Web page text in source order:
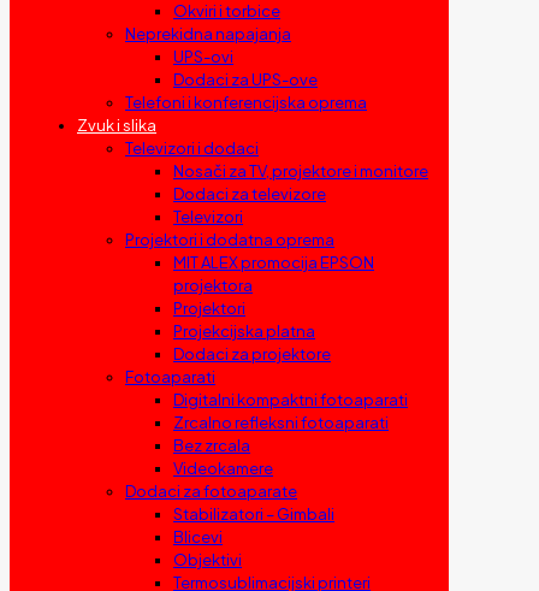
Okviri i torbice
Neprekidna napajanja
UPS-ovi
Dodaci za UPS-ove
Telefoni i konferencijska oprema
Zvuk i slika
Televizori i dodaci
Nosači za TV, projektore i monitore
Dodaci za televizore
Televizori
Projektori i dodatna oprema
MIT ALEX promocija EPSON
projektora
Projektori
Projekcijska platna
Dodaci za projektore
Fotoaparati
Digitalni kompaktni fotoaparati
Zrcalno refleksni fotoaparati
Bez zrcala
Videokamere
Dodaci za fotoaparate
Stabilizatori – Gimbali
Blicevi
Objektivi
Termosublimacijski printeri